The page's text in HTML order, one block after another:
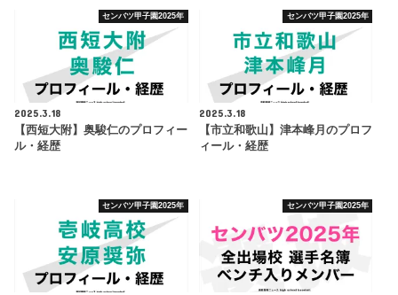
センバツ甲子園2025年
2025.3.18
【西短大附】奥駿仁のプロフィー
ル・経歴
センバツ甲子園2025年
2025.3.18
【市立和歌山】津本峰月のプロフ
ィール・経歴
センバツ甲子園2025年 センバツ甲子園2025年